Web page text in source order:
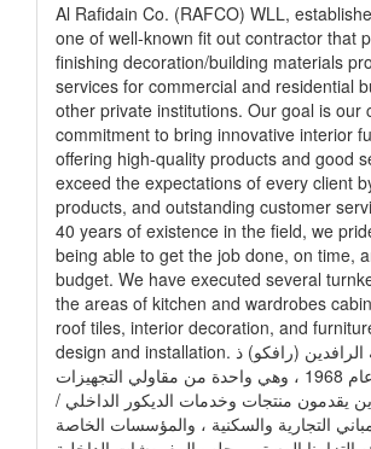
Al Rafidain Co. (RAFCO) WLL,
one of well-known fit out contractor that
finishing decoration/building materials
services for commercial and residential
other private institutions. Our goal is our
commitment to bring innovative interior
offering high-quality products and good
exceed the expectations of every client
products, and outstanding customer
40 years of existence in the field, we
being able to get the job done, on time,
budget. We have executed several
the areas of kitchen and wardrobes
roof tiles, interior decoration, and
design and installation. تأسست شركة الرافدين (رافكو) ذ
م م في عام 1968 ، وهي واحدة من مقاولي التجهيزات
يقدمون منتجات وخدمات الديكور الداخلي /
التجارية والسكنية ، والمؤسسات الخاصة